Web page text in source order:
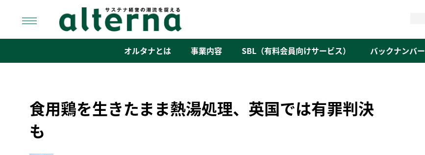
content
オルタナとは 事業内容 SBL（有料会員向けサービス） バックナンバー
食用鶏を生きたまま熱湯処理、英国では有罪判決
も